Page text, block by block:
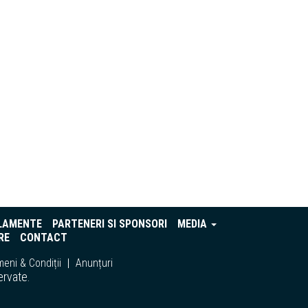
PARTENERI SI SPONSORI
MEDIA
CONTACT
& Condiții
Anunțuri